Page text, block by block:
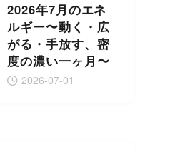
2026年7月のエネ
ルギー〜動く・広
がる・手放す、密
度の濃い一ヶ月〜
2026-07-01